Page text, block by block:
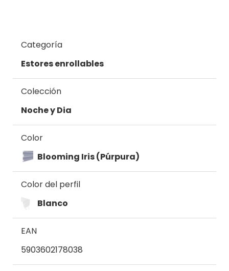
Categoría
Estores enrollables
Colección
Noche y Dia
Color
Blooming Iris (Púrpura)
Color del perfil
Blanco
EAN
5903602178038